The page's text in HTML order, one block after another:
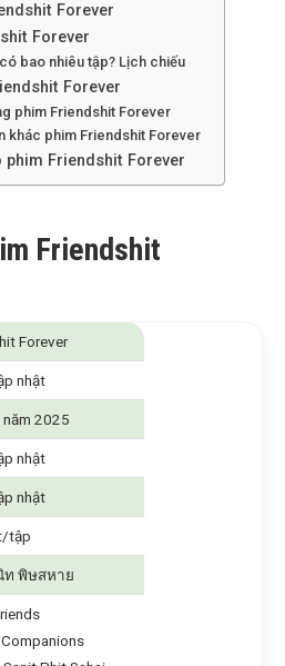
Forever
Forever
bao nhiêu tập? Lịch chiếu
Forever
phim Friendshit Forever
khác phim Friendshit Forever
Friendshit Forever
Friendshit
Forever
nhật
năm 2025
nhật
nhật
tập
ท พิษสหาย